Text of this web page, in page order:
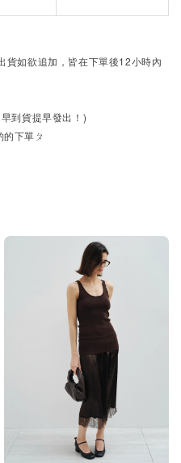
貨如欲追加，皆在下單後12小時內
到貨提早發出！)
下單ㄆ